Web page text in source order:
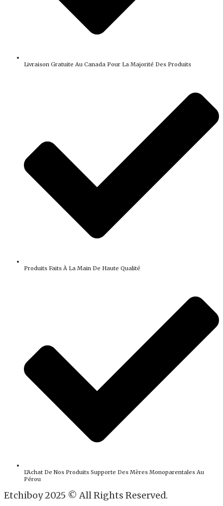
Livraison Gratuite Au Canada Pour La Majorité Des Produits
Produits Faits À La Main De Haute Qualité
L'Achat De Nos Produits Supporte Des Mères Monoparentales Au
Pérou
Etchiboy 2025 © All Rights Reserved.